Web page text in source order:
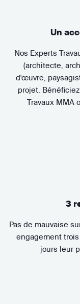
Un
Nos Experts
(architecte,
d'œuvre,
projet.
Travaux MMA
3
Pas de mauvaise
engagement
jours leur